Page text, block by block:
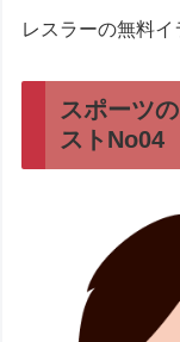
レスラーの無料イ
スポーツ
ストNo04